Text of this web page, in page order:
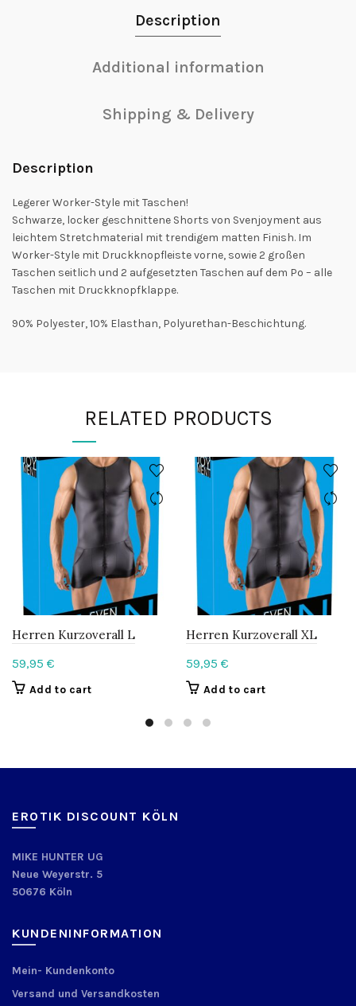
Description
Additional information
Shipping & Delivery
Description
Legerer Worker-Style mit Taschen!
Schwarze, locker geschnittene Shorts von Svenjoyment aus
leichtem Stretchmaterial mit trendigem matten Finish. Im
Worker-Style mit Druckknopfleiste vorne, sowie 2 großen
Taschen seitlich und 2 aufgesetzten Taschen auf dem Po – alle
Taschen mit Druckknopfklappe.
90% Polyester, 10% Elasthan, Polyurethan-Beschichtung.
RELATED PRODUCTS
Herren Kurzoverall L
59,95 €
Add to cart
Herren Kurzoverall XL
59,95 €
Add to cart
EROTIK DISCOUNT KÖLN
MIKE HUNTER UG
Neue Weyerstr. 5
50676 Köln
KUNDENINFORMATION
Mein- Kundenkonto
Versand und Versandkosten